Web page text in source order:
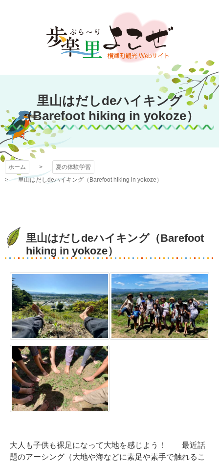
文
キ
プ
歩楽～里（ぶら～
り）よこぜ
里山はだしdeハイキング
（Barefoot hiking in yokoze）
ホーム
夏の体験学習
里山はだしdeハイキング（Barefoot hiking in yokoze）
里山はだしdeハイキング（Barefoot
hiking in yokoze）
大人も子供も裸足になって大地を感じよう！ 最近話
題のアーシング（大地や海などに素足や素手で触れるこ